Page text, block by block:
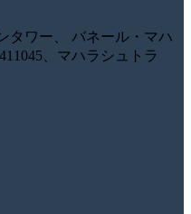
タワー、 バネール・マハ
、マハラシュトラ